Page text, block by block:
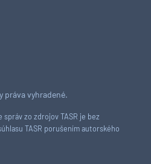
práva vyhradené.
zo zdrojov TASR je bez
TASR porušením autorského